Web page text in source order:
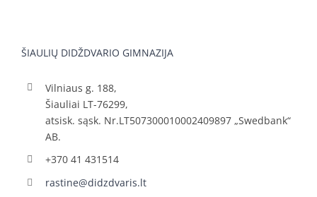
ŠIAULIŲ DIDŽDVARIO GIMNAZIJA
Vilniaus g. 188,
Šiauliai LT-76299,
atsisk. sąsk. Nr.LT507300010002409897 „Swedbank“
AB.
+370 41 431514
rastine@didzdvaris.lt